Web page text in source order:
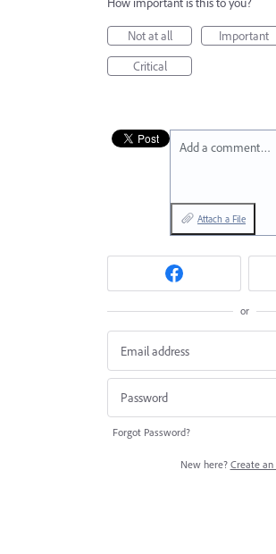
Not at all
Important
Critical
Add a comment…
Attach a File
or
Forgot Password?
New here? Create an